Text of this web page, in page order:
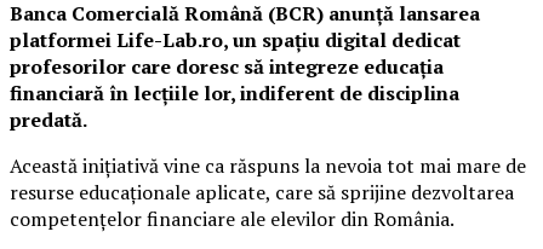
Banca Comercială Română (BCR) anunță lansarea
platformei Life-Lab.ro, un spațiu digital dedicat
profesorilor care doresc să integreze educația
financiară în lecțiile lor, indiferent de disciplina
predată.
Această inițiativă vine ca răspuns la nevoia tot mai mare de
resurse educaționale aplicate, care să sprijine dezvoltarea
competențelor financiare ale elevilor din România.